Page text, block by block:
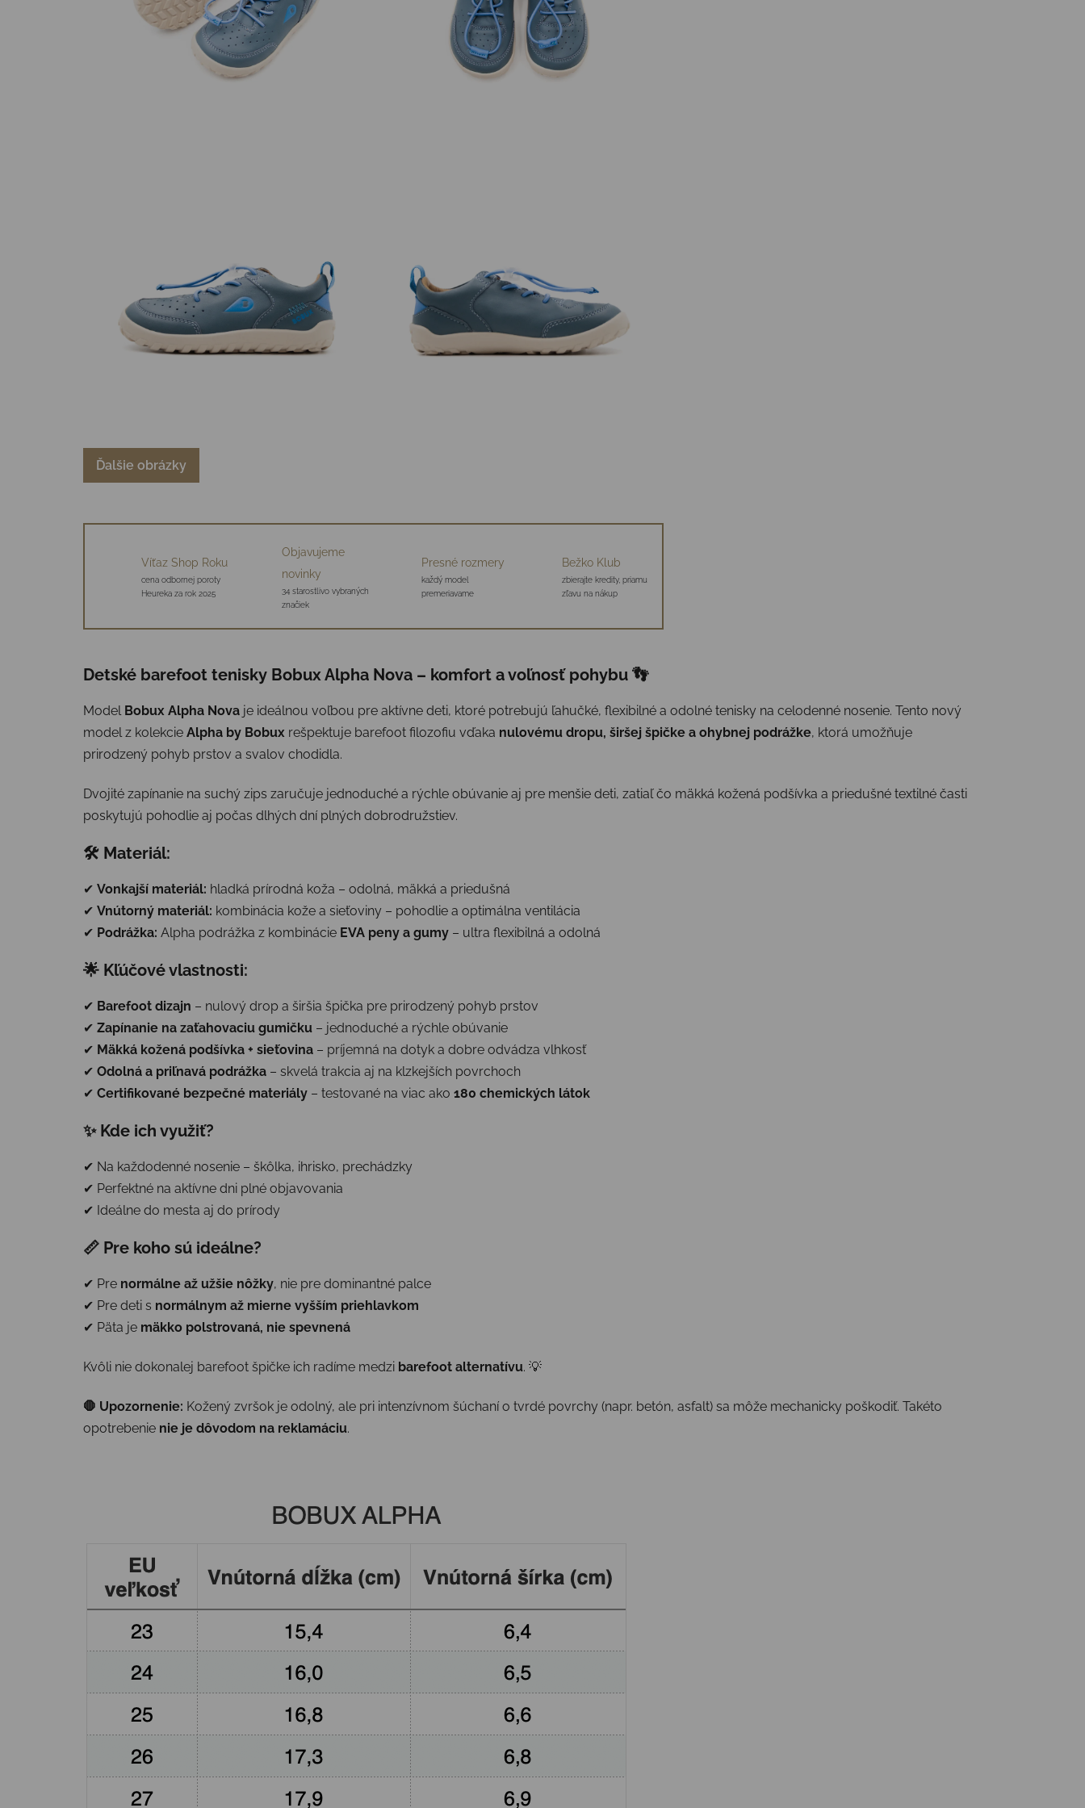
Ďalšie obrázky
Víťaz Shop Roku
cena odbornej poroty
Heureka za rok 2025
Objavujeme
novinky
34 starostlivo vybraných
značiek
Presné rozmery
každý model
premeriavame
Bežko Klub
zbierajte kredity, priamu
zľavu na nákup
Detské barefoot tenisky Bobux Alpha Nova – komfort a voľnosť pohybu 👣
Model Bobux Alpha Nova je ideálnou voľbou pre aktívne deti, ktoré potrebujú ľahučké, flexibilné a odolné tenisky na celodenné nosenie. Tento nový
model z kolekcie Alpha by Bobux rešpektuje barefoot filozofiu vďaka nulovému dropu, širšej špičke a ohybnej podrážke, ktorá umožňuje
prirodzený pohyb prstov a svalov chodidla.
Dvojité zapínanie na suchý zips zaručuje jednoduché a rýchle obúvanie aj pre menšie deti, zatiaľ čo mäkká kožená podšívka a priedušné textilné časti
poskytujú pohodlie aj počas dlhých dní plných dobrodružstiev.
🛠 Materiál:
✔ Vonkajší materiál: hladká prírodná koža – odolná, mäkká a priedušná
✔ Vnútorný materiál: kombinácia kože a sieťoviny – pohodlie a optimálna ventilácia
✔ Podrážka: Alpha podrážka z kombinácie EVA peny a gumy – ultra flexibilná a odolná
🌟 Kľúčové vlastnosti:
✔ Barefoot dizajn – nulový drop a širšia špička pre prirodzený pohyb prstov
✔ Zapínanie na zaťahovaciu gumičku – jednoduché a rýchle obúvanie
✔ Mäkká kožená podšívka + sieťovina – príjemná na dotyk a dobre odvádza vlhkosť
✔ Odolná a priľnavá podrážka – skvelá trakcia aj na klzkejších povrchoch
✔ Certifikované bezpečné materiály – testované na viac ako 180 chemických látok
✨ Kde ich využiť?
✔ Na každodenné nosenie – škôlka, ihrisko, prechádzky
✔ Perfektné na aktívne dni plné objavovania
✔ Ideálne do mesta aj do prírody
📏 Pre koho sú ideálne?
✔ Pre normálne až užšie nôžky, nie pre dominantné palce
✔ Pre deti s normálnym až mierne vyšším priehlavkom
✔ Päta je mäkko polstrovaná, nie spevnená
Kvôli nie dokonalej barefoot špičke ich radíme medzi barefoot alternatívu. 💡
🛑 Upozornenie: Kožený zvršok je odolný, ale pri intenzívnom šúchaní o tvrdé povrchy (napr. betón, asfalt) sa môže mechanicky poškodiť. Takéto
opotrebenie nie je dôvodom na reklamáciu.